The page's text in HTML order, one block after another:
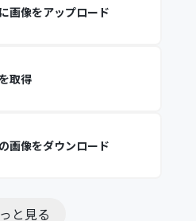
画像をアップロード
取得
画像をダウンロード
と見る